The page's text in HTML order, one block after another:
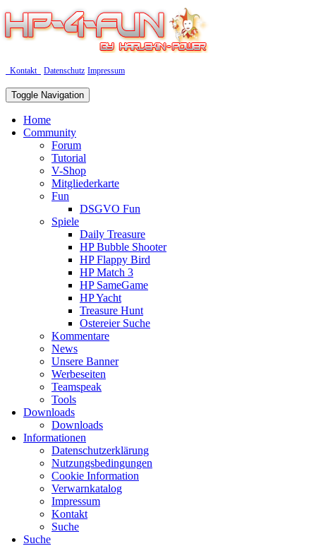
Kontakt Datenschutz Impressum
Toggle Navigation
Home
Community
Forum
Tutorial
V-Shop
Mitgliederkarte
Fun
DSGVO Fun
Spiele
Daily Treasure
HP Bubble Shooter
HP Flappy Bird
HP Match 3
HP SameGame
HP Yacht
Treasure Hunt
Ostereier Suche
Kommentare
News
Unsere Banner
Werbeseiten
Teamspeak
Tools
Downloads
Downloads
Informationen
Datenschutzerklärung
Nutzungsbedingungen
Cookie Information
Verwarnkatalog
Impressum
Kontakt
Suche
Suche